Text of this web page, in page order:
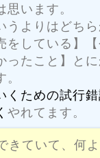
思います。
うよりはどちら
をしている】
ったこと】と
くための試行
やれてます。
ていて、何よ